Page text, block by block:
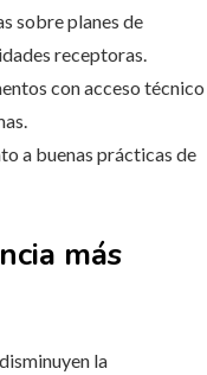
sobre planes de
receptoras.
con acceso técnico
a buenas prácticas de
más
la